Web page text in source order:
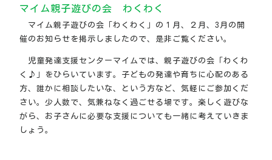
マイム親子遊びの会 わくわく
マイム親子遊びの会「わくわく」の１月、２月、3月の開
催のお知らせを掲示しましたので、是非ご覧ください。
児童発達支援センターマイムでは、親子遊びの会「わくわ
く♪」をひらいています。子どもの発達や育ちに心配のある
方、誰かに相談したいな、という方など、気軽にご参加くだ
さい。少人数で、気兼ねなく過ごせる場です。楽しく遊びな
がら、お子さんに必要な支援についても一緒に考えていきま
しょう。